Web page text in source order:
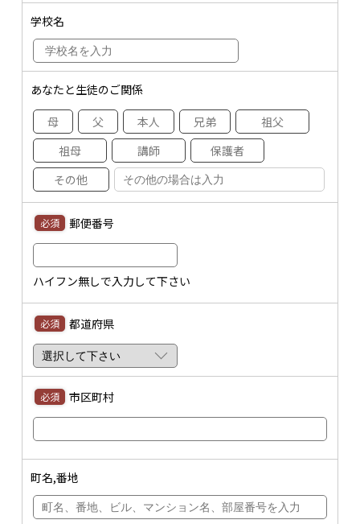
学校名
あなたと生徒のご関係
母
父 本人 兄弟
祖父
祖母
講師
保護者
その他
必須 郵便番号
ハイフン無しで入力して下さい
必須 都道府県
必須 市区町村
町名,番地